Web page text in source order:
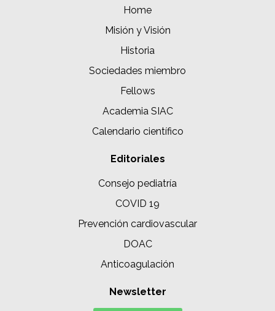
Home
Misión y Visión
Historia
Sociedades miembro
Fellows
Academia SIAC
Calendario científico
Editoriales
Consejo pediatría
COVID 19
Prevención cardiovascular
DOAC
Anticoagulación
Newsletter